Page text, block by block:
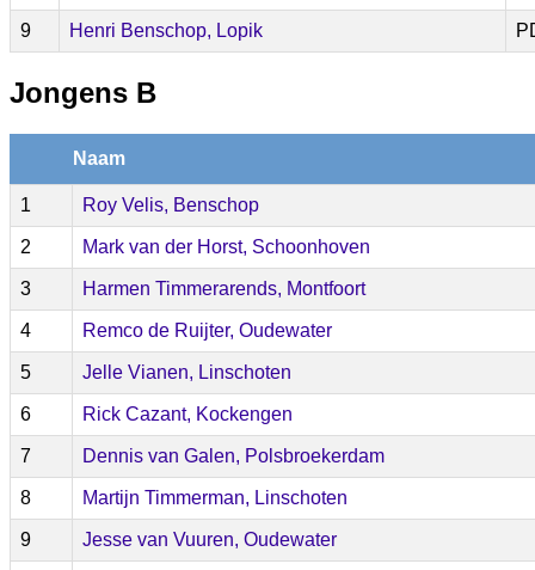
9 Henri Benschop, Lopik
Jongens B
Naam
1 Roy Velis, Benschop
2 Mark van der Horst, Schoonhoven
3 Harmen Timmerarends, Montfoort
4 Remco de Ruijter, Oudewater
5 Jelle Vianen, Linschoten
6 Rick Cazant, Kockengen
7 Dennis van Galen, Polsbroekerdam
8 Martijn Timmerman, Linschoten
9 Jesse van Vuuren, Oudewater